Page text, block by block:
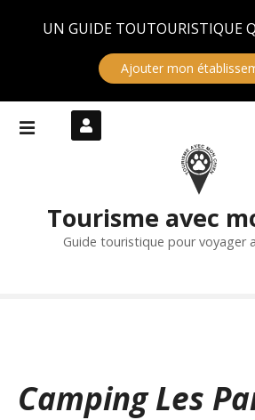
UN GUIDE TOUTOURISTIQUE
Ajouter mon
Tourisme avec
Guide touristique pour voyager
Camping Les